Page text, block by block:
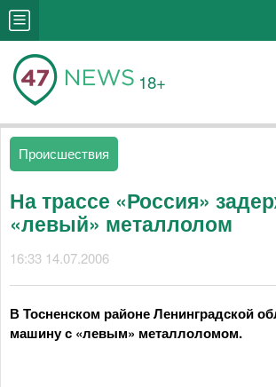
18+
Происшествия
На трассе «Россия»
«левый» металлолом
16:33 14.07.2006
В Тосненском районе Ленинградской
машину с «левым» металлоломом.